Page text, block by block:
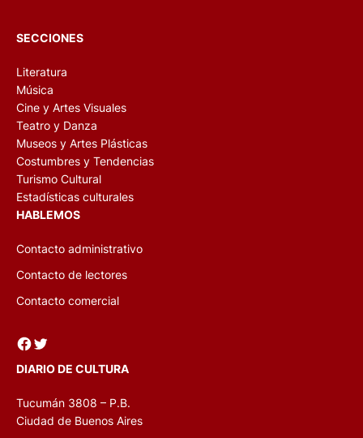
SECCIONES
Literatura
Música
Cine y Artes Visuales
Teatro y Danza
Museos y Artes Plásticas
Costumbres y Tendencias
Turismo Cultural
Estadísticas culturales
HABLEMOS
Contacto administrativo
Contacto de lectores
Contacto comercial
Facebook Twitter
DIARIO DE CULTURA
Tucumán 3808 – P.B.
Ciudad de Buenos Aires